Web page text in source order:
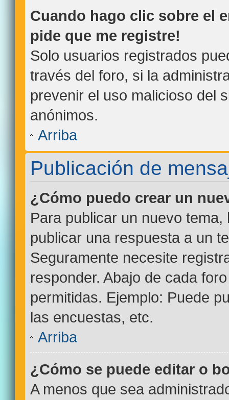
Cuando hago clic sobre el
pide que me registre!
Solo usuarios registrados
través del foro, si la
prevenir el uso malicioso del
anónimos.
Arriba
Publicación de
¿Cómo puedo crear un
Para publicar un nuevo
publicar una respuesta a un
Seguramente necesite
responder. Abajo de cada
permitidas. Ejemplo: Puede
las encuestas, etc.
Arriba
¿Cómo se puede editar o
A menos que sea